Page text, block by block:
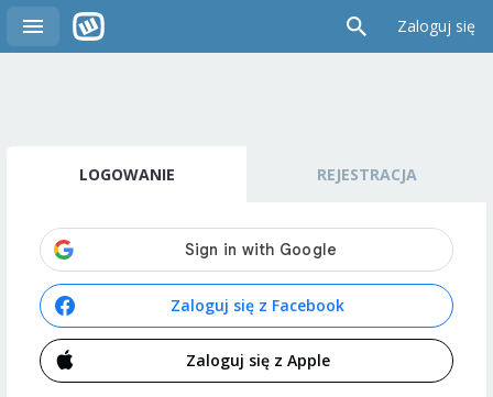
Zaloguj się
LOGOWANIE REJESTRACJA
Zaloguj się z Facebook
Zaloguj się z Apple